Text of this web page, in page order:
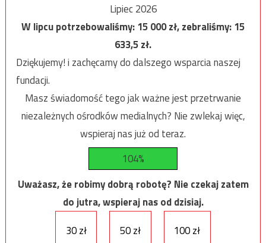
Lipiec 2026
W lipcu potrzebowaliśmy:15 000zł, zebraliśmy:15
633,5zł.
Dziękujemy! i zachęcamy do dalszego wsparcia naszej
fundacji.
Masz świadomość tego jak ważne jest przetrwanie
niezależnych ośrodków medialnych? Nie zwlekaj więc,
wspieraj nas już od teraz.
104%
Uważasz, że robimy dobrą robotę? Nie czekaj zatem
do jutra, wspieraj nas od dzisiaj.
30 zł
50 zł 100 zł